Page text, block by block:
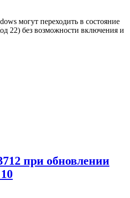
могут переходить в состояние
22) без возможности включения и
при обновлении